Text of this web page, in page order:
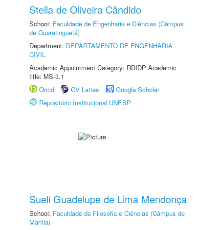
Stella de Oliveira Cândido
School: Faculdade de Engenharia e Ciências (Câmpus
de Guaratinguetá)
Department: DEPARTAMENTO DE ENGENHARIA
CIVIL
Academic Appointment Category: RDIDP Academic
title: MS-3.1
Orcid
CV Lattes
Google Scholar
Repositório Institucional UNESP
Sueli Guadelupe de Lima Mendonça
School: Faculdade de Filosofia e Ciências (Câmpus de
Marília)